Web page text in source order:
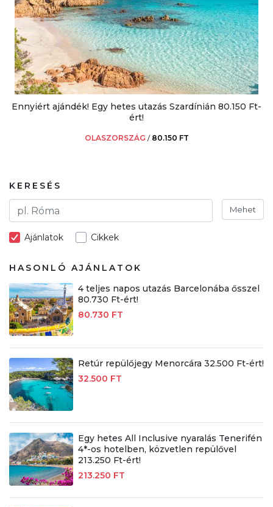
Ennyiért ajándék! Egy hetes utazás Szardínián 80.150 Ft-
ért!
OLASZORSZÁG / 80.150 FT
KERESÉS
Mehet
Ajánlatok Cikkek
HASONLÓ AJÁNLATOK
4 teljes napos utazás Barcelonába ősszel
80.730 Ft-ért!
80.730 FT
Retúr repülőjegy Menorcára 32.500 Ft-ért!
32.500 FT
Egy hetes All Inclusive nyaralás Tenerifén
4*-os hotelben, közvetlen repülővel
213.250 Ft-ért!
213.250 FT